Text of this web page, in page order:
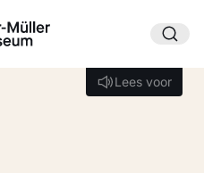
Lees voor
Lees voor